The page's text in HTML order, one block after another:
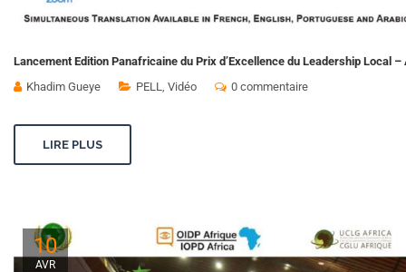
Lancement Edition Panafricaine du Prix d’Excellence du Leadership Local
Khadim Gueye
PELL Vidéo 0 commentaire
LIRE PLUS
10
AVR